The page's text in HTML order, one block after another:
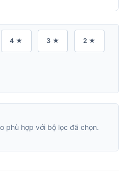
4 ★ 3 ★ 2 ★
phù hợp với bộ lọc đã chọn.